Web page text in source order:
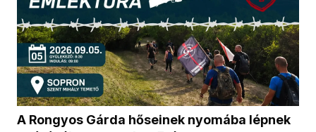
A Rongyos Gárda hőseinek nyomába lépnek